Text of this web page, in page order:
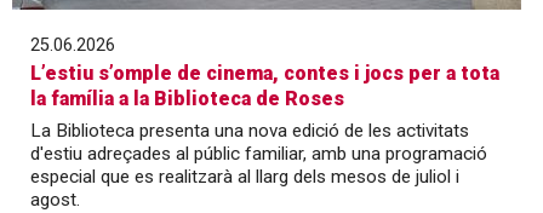
25.06.2026
L’estiu s’omple de cinema, contes i jocs per a tota
la família a la Biblioteca de Roses
La Biblioteca presenta una nova edició de les activitats
d'estiu adreçades al públic familiar, amb una programació
especial que es realitzarà al llarg dels mesos de juliol i
agost.